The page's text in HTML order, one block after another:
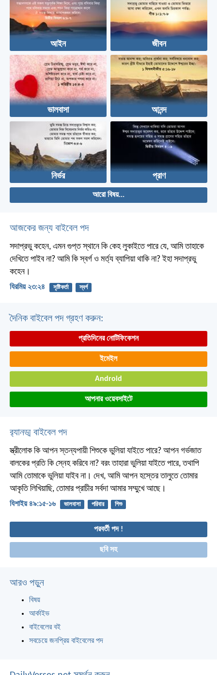
আইন জীবন
ভালবাসা আনন্দ
নির্ভর প্রাণ
আরো বিষয়...
আজকের জন্য বাইবেল পদ
সদাপ্রভু কহেন, এমন গুপ্ত স্থানে কি কেহ লুকাইতে পারে যে, আমি তাহাকে
দেখিতে পাইব না? আমি কি স্বর্গ ও মর্ত্য ব্যাপিয়া থাকি না? ইহা সদাপ্রভু
কহেন।
যিরমিয় ২৩:২৪ সৃষ্টিকর্তা স্বর্গ
দৈনিক বাইবেল পদ গ্রহণ করুন:
প্রতিদিনের নোটিফিকেশন
ইমেইল
Android
আপনার ওয়েবসাইটে
র‌্যানড্ম বাইবেল পদ
স্ত্রীলোক কি আপন স্তন্যপায়ী শিশুকে ভুলিয়া যাইতে পারে? আপন গর্ভজাত
বালকের প্রতি কি স্নেহ করিবে না? বরং তাহারা ভুলিয়া যাইতে পারে, তথাপি
আমি তোমাকে ভুলিয়া যাইব না। দেখ, আমি আপন হস্তের তালুতে তোমার
আকৃতি লিখিয়াছি, তোমার প্রাচীর সর্বদা আমার সম্মুখে আছে।
যিশাইয় ৪৯:১৫-১৬ ভালবাসা পরিবার শিশু
পরবর্তী পদ !
ছবি সহ
আরও পড়ুন
বিষয়
আর্কাইভ
বাইবেলের বই
সবচেয়ে জনপ্রিয় বাইবেলের পদ